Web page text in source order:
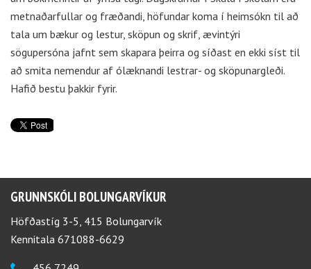
metnaðarfullar og fræðandi, höfundar koma í heimsókn til að
tala um bækur og lestur, sköpun og skrif, ævintýri
sögupersóna jafnt sem skapara þeirra og síðast en ekki síst til
að smita nemendur af ólæknandi lestrar- og sköpunargleði.
Hafið bestu þakkir fyrir.
GRUNNSKÓLI BOLUNGARVÍKUR
Höfðastíg 3-5, 415 Bolungarvík
Kennitala 671088-6629